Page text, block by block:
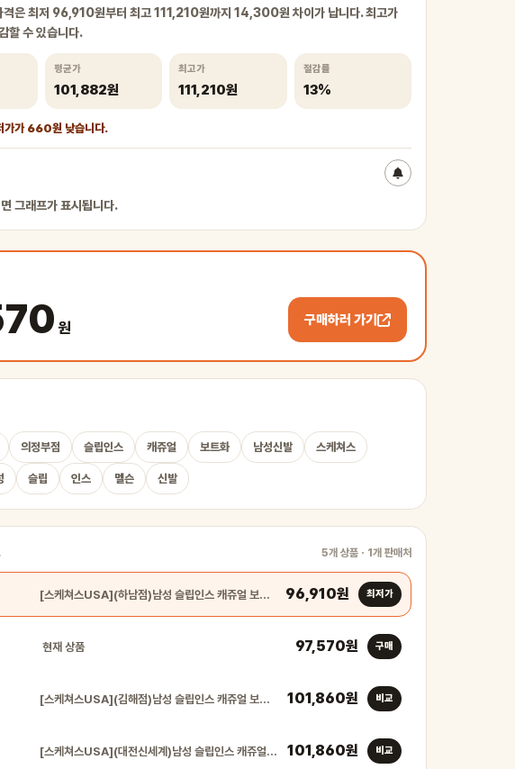
격은 최저 96,910원부터 최고 111,210원까지 14,300원 차이가 납니다. 최고가
할 수 있습니다.
평균가
101,882원
최고가
111,210원
절감률
13%
가가 660원 낮습니다.
그래프가 표시됩니다.
원 구매하러 가기
의정부점 슬립인스 캐쥬얼 보트화 남성신발 스케쳐스
슬립 인스 멜슨 신발
5개 상품 · 1개 판매처
[스케쳐스USA](하남점)남성 슬립인스 캐쥬얼 보트화 멜슨 … 96,910원 최저가
현재 상품 97,570원 구매
[스케쳐스USA](김해점)남성 슬립인스 캐쥬얼 보트화 멜슨 … 101,860원 비교
[스케쳐스USA](대전신세계)남성 슬립인스 캐쥬얼 보트화 멜… 101,860원 비교